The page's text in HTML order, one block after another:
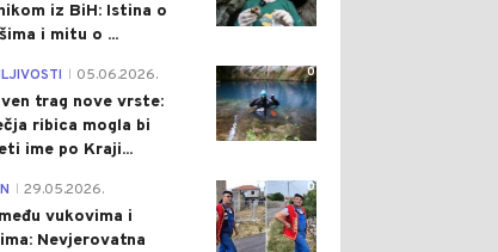
iz BiH: Istina o
i mitu o ...
0
05.06.2026.
trag nove vrste:
ribica mogla bi
ime po Kraji...
0
29.05.2026.
vukovima i
Nevjerovatna